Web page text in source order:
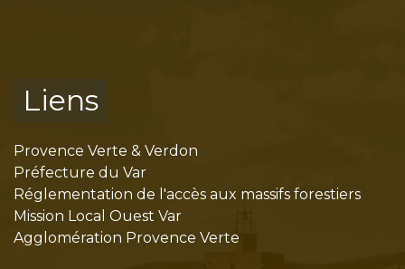
Liens
Provence Verte & Verdon
Préfecture du Var
Réglementation de l'accès aux massifs forestiers
Mission Local Ouest Var
Agglomération Provence Verte